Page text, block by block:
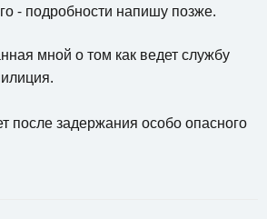
- подробности напишу позже.
мной о том как ведет службу
после задержания особо опасного